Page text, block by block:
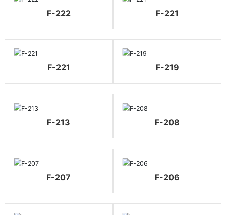
F-222 F-221
F-221 F-219
F-213 F-208
F-207 F-206